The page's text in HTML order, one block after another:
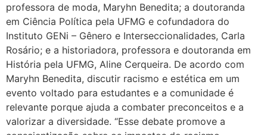
professora de moda, Maryhn Benedita; a doutoranda
em Ciência Política pela UFMG e cofundadora do
Instituto GENi – Gênero e Interseccionalidades, Carla
Rosário; e a historiadora, professora e doutoranda em
História pela UFMG, Aline Cerqueira. De acordo com
Maryhn Benedita, discutir racismo e estética em um
evento voltado para estudantes e a comunidade é
relevante porque ajuda a combater preconceitos e a
valorizar a diversidade. “Esse debate promove a